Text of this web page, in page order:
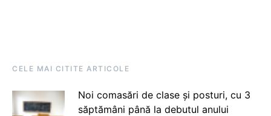
CELE MAI CITITE ARTICOLE
Noi comasări de clase și posturi, cu 3
săptămâni până la debutul anului